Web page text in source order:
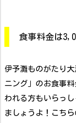
食事料金は
伊予灘ものがたり
ニング」のお食事
われる方もいらっ
ましょうよ！こち